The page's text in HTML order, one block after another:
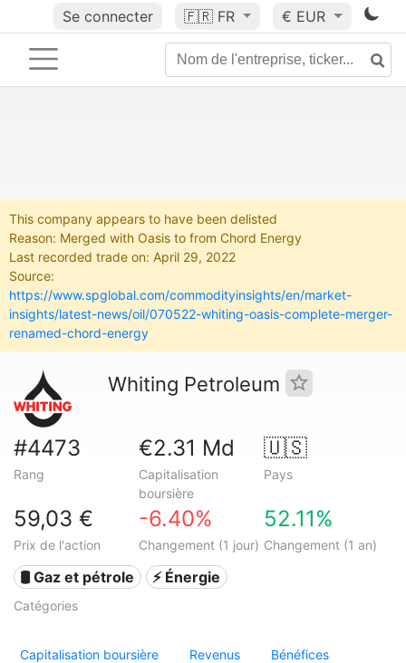
Se connecter 🇫🇷 FR € EUR
This company appears to have been delisted
Reason: Merged with Oasis to from Chord Energy
Last recorded trade on: April 29, 2022
Source:
https://www.spglobal.com/commodityinsights/en/market-
insights/latest-news/oil/070522-whiting-oasis-complete-merger-
renamed-chord-energy
Whiting Petroleum
#4473
Rang
€2.31 Md
Capitalisation
boursière
🇺🇸
Pays
59,03 €
Prix de l'action
-6.40%
Changement (1 jour)
52.11%
Changement (1 an)
🛢 Gaz et pétrole ⚡ Énergie
Catégories
Capitalisation boursière Revenus Bénéfices